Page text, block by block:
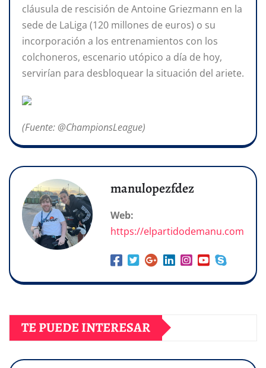
cláusula de rescisión de Antoine Griezmann en la
sede de LaLiga (120 millones de euros) o su
incorporación a los entrenamientos con los
colchoneros, escenario utópico a día de hoy,
servirían para desbloquear la situación del ariete.
(Fuente: @ChampionsLeague)
manulopezfdez
Web:
https://elpartidodemanu.com
TE PUEDE INTERESAR